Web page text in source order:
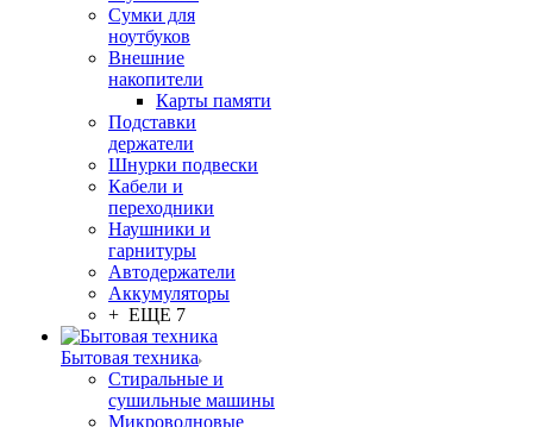
Сумки для
ноутбуков
Внешние
накопители
Карты памяти
Подставки
держатели
Шнурки подвески
Кабели и
переходники
Наушники и
гарнитуры
Автодержатели
Аккумуляторы
+ ЕЩЕ 7
Бытовая техника
Стиральные и
сушильные машины
Микроволновые